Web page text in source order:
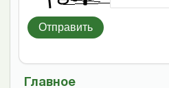
Отправить
Главное